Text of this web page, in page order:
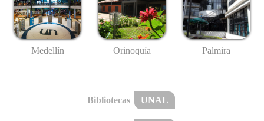
Medellín Orinoquía Palmira
Bibliotecas UNAL